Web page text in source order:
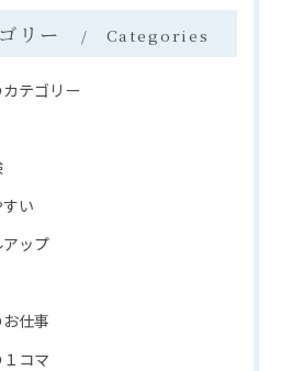
リー Categories
テゴリー
い
ップ
仕事
コマ